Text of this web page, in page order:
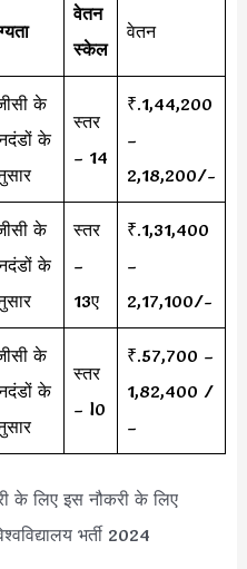
वेतन
स्केल
वेतन
के
के
स्तर
– 14
₹.1,44,200
–
2,18,200/-
के
के
स्तर
–
13ए
₹.1,31,400
–
2,17,100/-
के
के
स्तर
– l0
₹.57,700 –
1,82,400 /
–
के लिए इस नौकरी के लिए
भर्ती 2024